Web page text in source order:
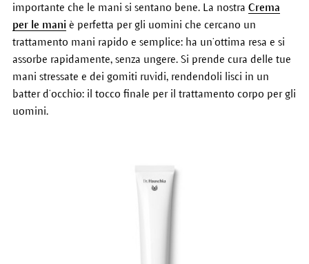
importante che le mani si sentano bene. La nostra Crema
per le maniè perfetta per gli uomini che cercano un
trattamento mani rapido e semplice: ha un’ottima resa e si
assorbe rapidamente, senza ungere. Si prende cura delle tue
mani stressate e dei gomiti ruvidi, rendendoli lisci in un
batter d’occhio: il tocco finale per il trattamento corpo per gli
uomini.